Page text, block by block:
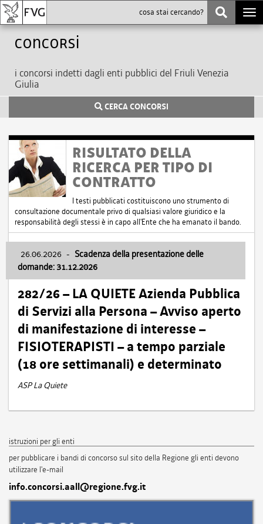
Concorsi
i concorsi indetti dagli enti pubblici del Friuli Venezia
Giulia
CERCA CONCORSI
RISULTATO DELLA
RICERCA PER TIPO DI
CONTRATTO
I testi pubblicati costituiscono uno strumento di
consultazione documentale privo di qualsiasi valore giuridico e la
responsabilità degli stessi è in capo all'Ente che ha emanato il bando.
26.06.2026 - Scadenza della presentazione delle
domande: 31.12.2026
282/26 – LA QUIETE Azienda Pubblica
di Servizi alla Persona – Avviso aperto
di manifestazione di interesse –
FISIOTERAPISTI – a tempo parziale
(18 ore settimanali) e determinato
ASP La Quiete
istruzioni per gli enti
per pubblicare i bandi di concorso sul sito della Regione gli enti devono
utilizzare l'e-mail
info.concorsi.aall@regione.fvg.it